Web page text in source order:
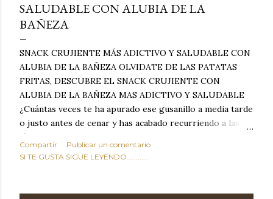
SALUDABLE CON ALUBIA DE LA
BAÑEZA
SNACK CRUJIENTE MÁS ADICTIVO Y SALUDABLE CON
ALUBIA DE LA BAÑEZA OLVIDATE DE LAS PATATAS
FRITAS, DESCUBRE EL SNACK CRUJIENTE CON
ALUBIA DE LA BAÑEZA MAS ADICTIVO Y SALUDABLE
¿Cuántas veces te ha apurado ese gusanillo a media tarde
o justo antes de cenar y has acabado recurriendo a las
típicas patatas de bolsa, frutos secos fritos o snacks
ultraprocesados llenos de grasas saturadas y sodio?
sabroso, con ese toque tostado y crujiente que tanto nos
Compartir
Publicar un comentario
SI TE GUSTA SIGUE LEYENDO............